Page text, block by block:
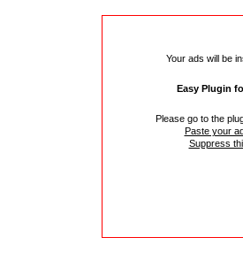
Your ads will be
Easy Plugin
Please go to the
Paste your
Suppress